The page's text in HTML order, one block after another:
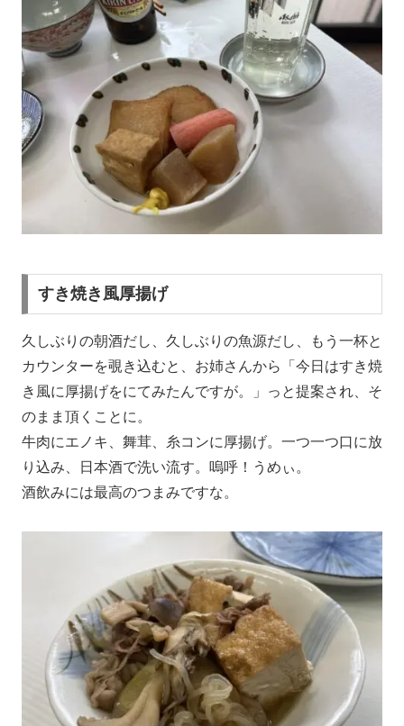
すき焼き風厚揚げ
久しぶりの朝酒だし、久しぶりの魚源だし、もう一杯と
カウンターを覗き込むと、お姉さんから「今日はすき焼
き風に厚揚げをにてみたんですが。」っと提案され、そ
のまま頂くことに。
牛肉にエノキ、舞茸、糸コンに厚揚げ。一つ一つ口に放
り込み、日本酒で洗い流す。嗚呼！うめぃ。
酒飲みには最高のつまみですな。